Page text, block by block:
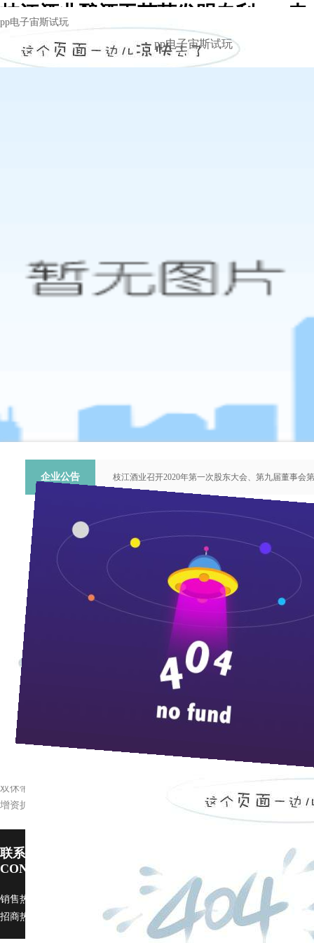
枝江酒业酿酒工艺获发明专利 -pp电
子宙斯试玩
pp电子宙斯试玩
pp电子宙斯试玩
企业公告
枝江酒业召开2020年第一次股东大会、第九届董事会
关于提名推荐第六届中国青年科技工作者协会会员人
枝江酒业召开2018年第二次股东大会、第八届董事会
枝江酒业召开2015年第一次股东大会、第七届董事会
“谦泰吉文苑”征稿启事
近日，枝江酒业领到了国家知识产权局核发的“一种
业重视专利战略实施，依靠自主知识产权拓展市场，
的技术支撑，是科技创新的又一硕果。 (
双休带薪来培训 质量安全牢记心
增资扩股加快发展
联系pp电子宙斯试玩
CONTACT US
销售热线：0717-4229999 广告部： ggb@zi9.com 市场部： scb@zj9.com
招商热线：0717-4229508 / 4229496 传真：0717-4229368 邮政编码：